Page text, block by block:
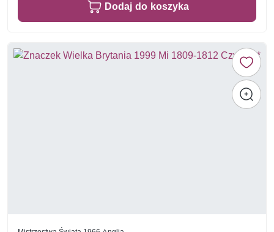
Dodaj do koszyka